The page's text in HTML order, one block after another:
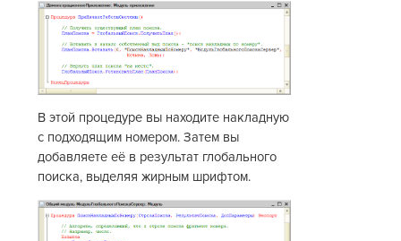
В этой процедуре вы находите накладную
с подходящим номером. Затем вы
добавляете её в результат глобального
поиска, выделяя жирным шрифтом.